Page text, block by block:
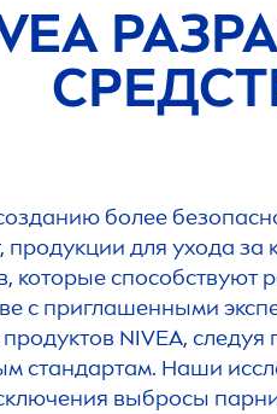
более
продукции для ухода
которые способствуют
с приглашенными
NIVEA, следуя
стандартам. Наши
выбросы